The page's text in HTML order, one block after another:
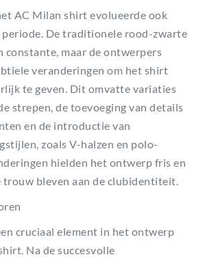
AC Milan shirt evolueerde ook
periode. De traditionele rood-zwarte
constante, maar de ontwerpers
veranderingen om het shirt
te geven. Dit omvatte variaties
strepen, de toevoeging van details
en de introductie van
zoals V-halzen en polo-
hielden het ontwerp fris en
bleven aan de clubidentiteit.
cruciaal element in het ontwerp
Na de succesvolle